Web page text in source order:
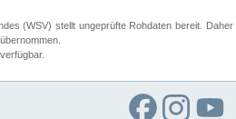
(WSV) stellt ungeprüfte Rohdaten bereit.